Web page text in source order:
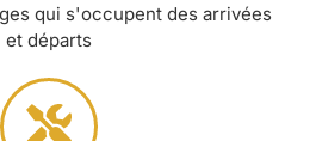
qui s'occupent des arrivées
et départs